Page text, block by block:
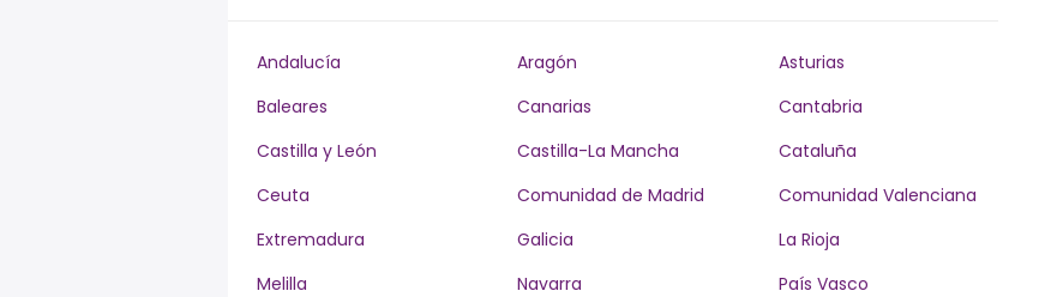
Andalucía Aragón
Asturias
Baleares
Canarias
Cantabria
Castilla y León
Castilla-La Mancha
Cataluña
Ceuta
Comunidad de Madrid
Comunidad Valenciana
Extremadura
Galicia
La Rioja
Melilla
Navarra
País Vasco